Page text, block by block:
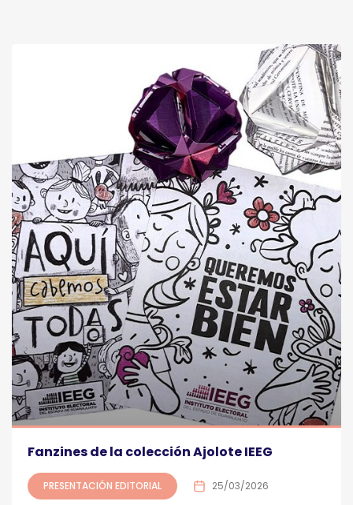
Fanzines de la colección Ajolote IEEG
PRESENTACIÓN EDITORIAL 25/03/2026